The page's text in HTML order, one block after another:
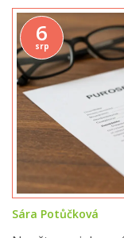
6
srp
Sára Potůčková